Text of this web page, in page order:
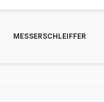
MESSERSCHLEIFFER